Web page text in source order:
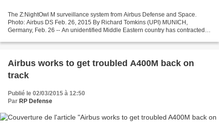
The Z:NightOwl M surveillance system from Airbus Defense and Space.
Photo: Airbus DS Feb. 26, 2015 By Richard Tomkins (UPI) MUNICH,
Germany, Feb. 26 -- An unidentified Middle Eastern country has contracted
Airbus works to get troubled A400M back on
track
Publié le 02/03/2015 à 12:50
Par RP Defense